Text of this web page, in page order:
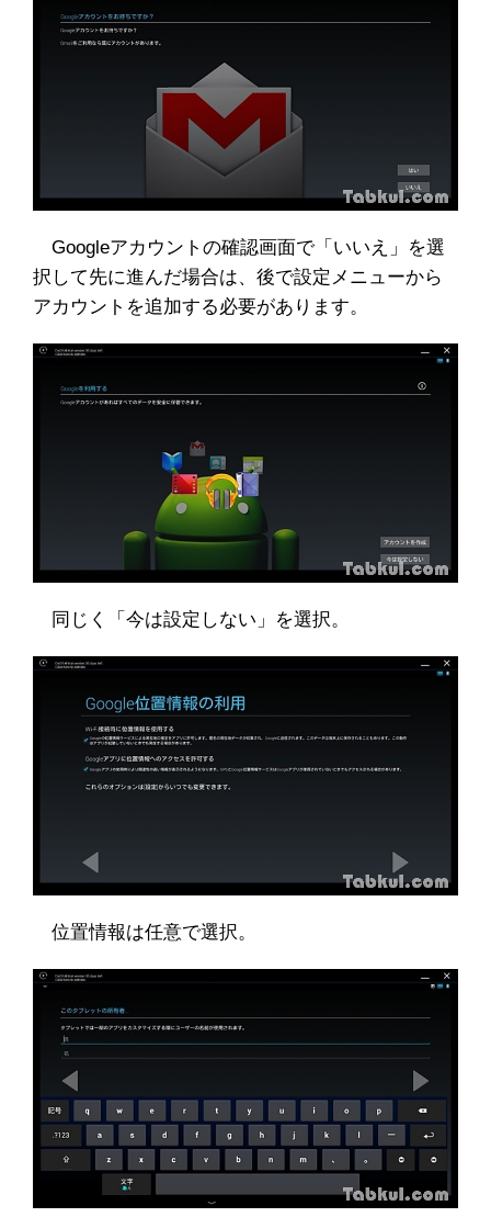
Googleアカウントの確認画面で「いいえ」を選
択して先に進んだ場合は、後で設定メニューから
アカウントを追加する必要があります。
同じく「今は設定しない」を選択。
位置情報は任意で選択。